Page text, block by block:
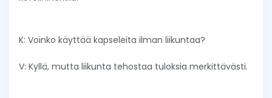
K: Voinko käyttää kapseleita ilman liikuntaa?
V: Kyllä, mutta liikunta tehostaa tuloksia merkittävästi.